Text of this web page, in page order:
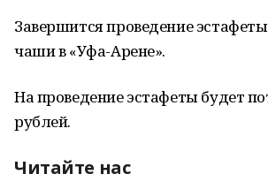
Завершится проведение
чаши в «Уфа-Арене».
На проведение эстафеты будет
рублей.
Читайте нас